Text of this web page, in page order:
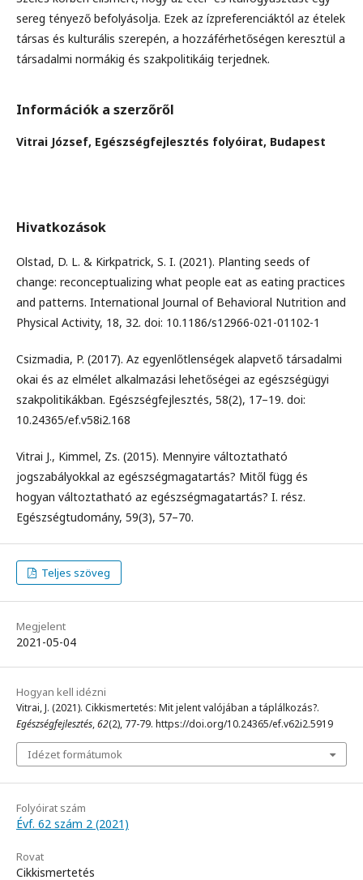
sereg tényező befolyásolja. Ezek az ízpreferenciáktól az ételek
társas és kulturális szerepén, a hozzáférhetőségen keresztül a
társadalmi normákig és szakpolitikáig terjednek.
Információk a szerzőről
Vitrai József, Egészségfejlesztés folyóirat, Budapest
Hivatkozások
Olstad, D. L. & Kirkpatrick, S. I. (2021). Planting seeds of
change: reconceptualizing what people eat as eating practices
and patterns. International Journal of Behavioral Nutrition and
Physical Activity, 18, 32. doi: 10.1186/s12966-021-01102-1
Csizmadia, P. (2017). Az egyenlőtlenségek alapvető társadalmi
okai és az elmélet alkalmazási lehetőségei az egészségügyi
szakpolitikákban. Egészségfejlesztés, 58(2), 17–19. doi:
10.24365/ef.v58i2.168
Vitrai J., Kimmel, Zs. (2015). Mennyire változtatható
jogszabályokkal az egészségmagatartás? Mitől függ és
hogyan változtatható az egészségmagatartás? I. rész.
Egészségtudomány, 59(3), 57–70.
Teljes szöveg
Megjelent
2021-05-04
Hogyan kell idézni
Vitrai, J. (2021). Cikkismertetés: Mit jelent valójában a táplálkozás?.
Egészségfejlesztés,62(2), 77-79. https://doi.org/10.24365/ef.v62i2.5919
Idézet formátumok
Folyóirat szám
Évf. 62 szám 2 (2021)
Rovat
Cikkismertetés